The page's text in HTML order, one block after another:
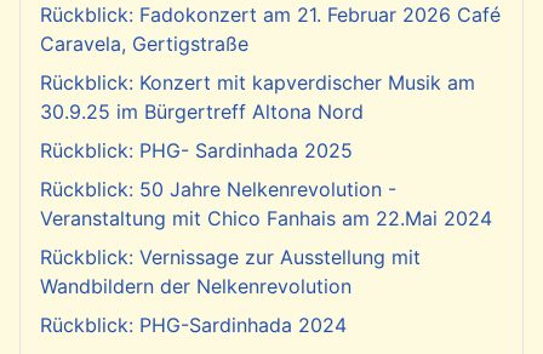
Rückblick: Fadokonzert am 21. Februar 2026 Café
Caravela, Gertigstraße
Rückblick: Konzert mit kapverdischer Musik am
30.9.25 im Bürgertreff Altona Nord
Rückblick: PHG- Sardinhada 2025
Rückblick: 50 Jahre Nelkenrevolution -
Veranstaltung mit Chico Fanhais am 22.Mai 2024
Rückblick: Vernissage zur Ausstellung mit
Wandbildern der Nelkenrevolution
Rückblick: PHG-Sardinhada 2024